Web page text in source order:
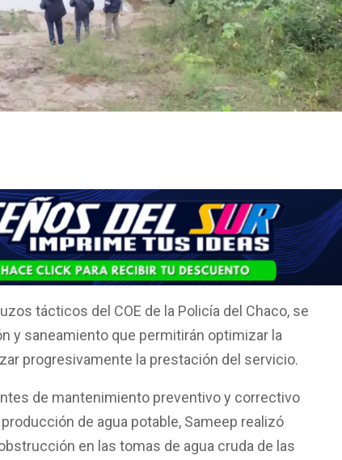
tácticos del COE de la Policía del Chaco, se
y saneamiento que permitirán optimizar la
progresivamente la prestación del servicio.
de mantenimiento preventivo y correctivo
de agua potable, Sameep realizó
en las tomas de agua cruda de las